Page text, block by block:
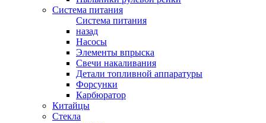
Система питания
Система питания
назад
Насосы
Элементы впрыска
Свечи накаливания
Детали топливной аппаратуры
Форсунки
Карбюратор
Китайцы
Стекла